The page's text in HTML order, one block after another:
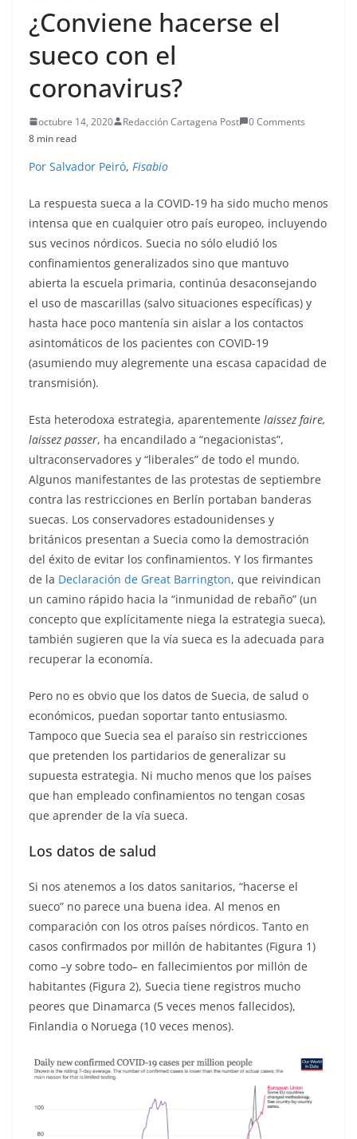
¿Conviene hacerse el
sueco con el
coronavirus?
octubre 14, 2020 Redacción Cartagena Post
0 Comments
8 min read
Por Salvador Peiró, Fisabio
La respuesta sueca a la COVID-19 ha sido mucho menos
intensa que en cualquier otro país europeo, incluyendo
sus vecinos nórdicos. Suecia no sólo eludió los
confinamientos generalizados sino que mantuvo
abierta la escuela primaria, continúa desaconsejando
el uso de mascarillas (salvo situaciones específicas) y
hasta hace poco mantenía sin aislar a los contactos
asintomáticos de los pacientes con COVID-19
(asumiendo muy alegremente una escasa capacidad de
transmisión).
Esta heterodoxa estrategia, aparentemente laissez faire,
laissez passer, ha encandilado a “negacionistas”,
ultraconservadores y “liberales” de todo el mundo.
Algunos manifestantes de las protestas de septiembre
contra las restricciones en Berlín portaban banderas
suecas. Los conservadores estadounidenses y
británicos presentan a Suecia como la demostración
del éxito de evitar los confinamientos. Y los firmantes
de la Declaración de Great Barrington, que reivindican
un camino rápido hacia la “inmunidad de rebaño” (un
concepto que explícitamente niega la estrategia sueca),
también sugieren que la vía sueca es la adecuada para
recuperar la economía.
Pero no es obvio que los datos de Suecia, de salud o
económicos, puedan soportar tanto entusiasmo.
Tampoco que Suecia sea el paraíso sin restricciones
que pretenden los partidarios de generalizar su
supuesta estrategia. Ni mucho menos que los países
que han empleado confinamientos no tengan cosas
que aprender de la vía sueca.
Los datos de salud
Si nos atenemos a los datos sanitarios, “hacerse el
sueco” no parece una buena idea. Al menos en
comparación con los otros países nórdicos. Tanto en
casos confirmados por millón de habitantes (Figura 1)
como –y sobre todo– en fallecimientos por millón de
habitantes (Figura 2), Suecia tiene registros mucho
peores que Dinamarca (5 veces menos fallecidos),
Finlandia o Noruega (10 veces menos).